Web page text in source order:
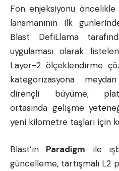
Fon enjeksiyonu öncelikle
lansmanının ilk
Blast DefiLlama
uygulaması olarak
Layer-2 ölçeklendirme
kategorizasyona
dirençli büyüme,
ortasında gelişme
yeni kilometre taşları için
Blast’ın Paradigm ile
güncelleme, tartışmalı L2